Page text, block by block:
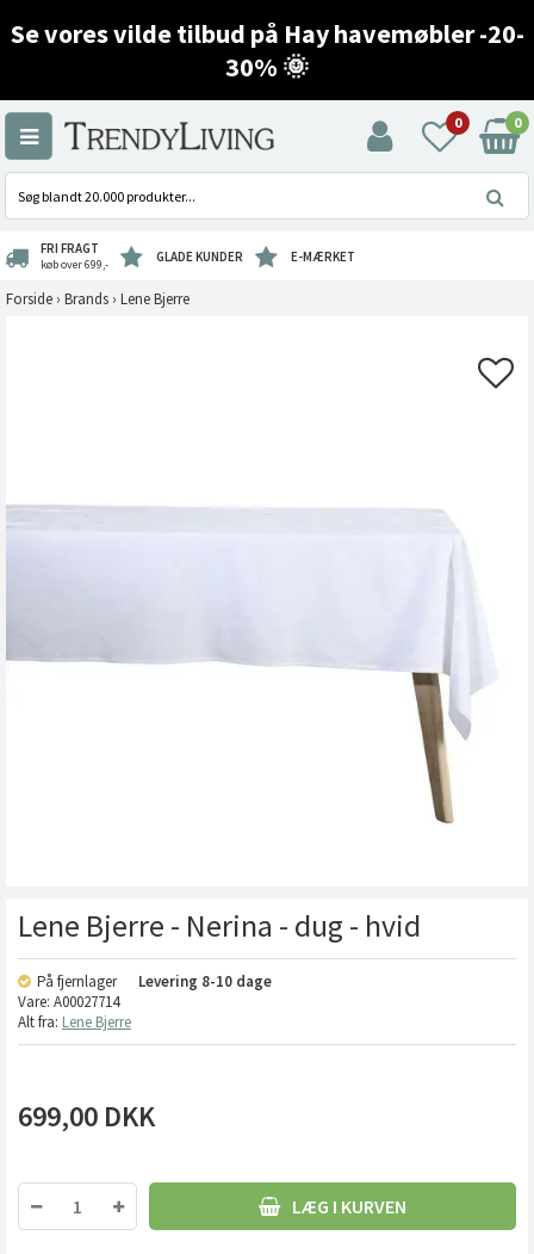
Se vores vilde tilbud på Hay havemøbler -20-
30% 🌞
0 0
FRI FRAGT
køb over 699,- GLADE KUNDER E-MÆRKET
Forside › Brands › Lene Bjerre
Lene Bjerre - Nerina - dug - hvid
På fjernlager Levering 8-10 dage
Vare: A00027714
Alt fra: Lene Bjerre
699,00 DKK
LÆG I KURVEN